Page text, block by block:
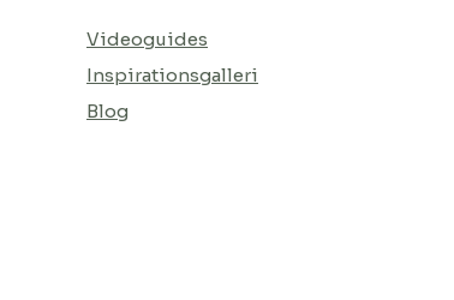
Videoguides
Inspirationsgalleri
Blog